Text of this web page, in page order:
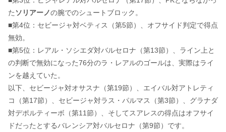
た ソリアーノの腕でのシュートブロック。
■第4位：セビージャ対ベティス（第5節）、オフサイド判定で得点
無効。
■第5位：レアル・ソシエダ対バルセロナ（第13節）、ライン上と
の判断で無効になった76分のラ・レアルのゴールは、実際はライ
ンを越えていた。
以下、セビージャ対オサスナ（第19節）、エイバル対アトレティ
コ（第17節）、セビージャ対ラス・パルマス（第3節）、グラナダ
対デポルティーボ（第11節）、そしてスアレスの得点はオフサイ
ドだったとするバレンシア対バルセロナ（第9節）です。